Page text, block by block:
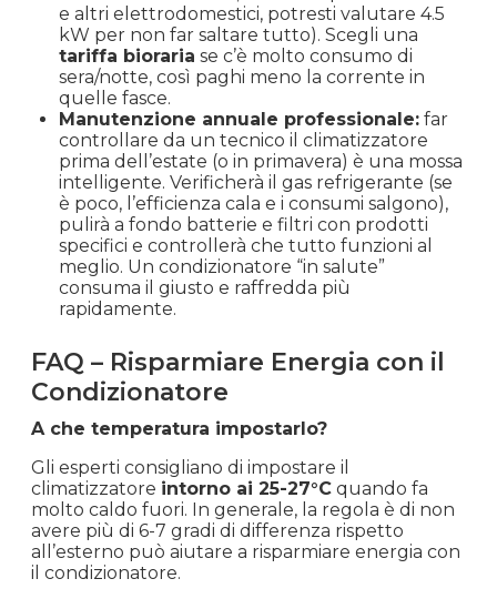
e altri elettrodomestici, potresti valutare 4.5
kW per non far saltare tutto). Scegli una
tariffa bioraria se c’è molto consumo di
sera/notte, così paghi meno la corrente in
quelle fasce.
Manutenzione annuale professionale: far
controllare da un tecnico il climatizzatore
prima dell’estate (o in primavera) è una mossa
intelligente. Verificherà il gas refrigerante (se
è poco, l’efficienza cala e i consumi salgono),
pulirà a fondo batterie e filtri con prodotti
specifici e controllerà che tutto funzioni al
meglio. Un condizionatore “in salute”
consuma il giusto e raffredda più
rapidamente.
FAQ – Risparmiare Energia con il
Condizionatore
A che temperatura impostarlo?
Gli esperti consigliano di impostare il
climatizzatore intorno ai 25-27°C quando fa
molto caldo fuori. In generale, la regola è di non
avere più di 6-7 gradi di differenza rispetto
all’esterno può aiutare a risparmiare energia con
il condizionatore.